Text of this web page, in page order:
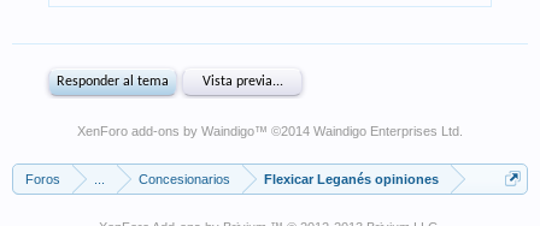
XenForo add-ons by Waindigo™ ©2014 Waindigo Enterprises Ltd
Foros Concesionarios Flexicar Leganés opiniones